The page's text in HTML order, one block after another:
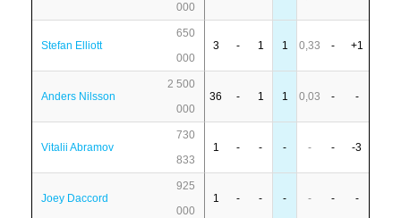
000
Stefan Elliott
650
000
3 - 1 1 0,33 - +1
Anders Nilsson
2 500
000
36 - 1 1 0,03 - -
Vitalii Abramov
730
833
1 - - - - - -3
Joey Daccord
925
000
1 - - - - - -